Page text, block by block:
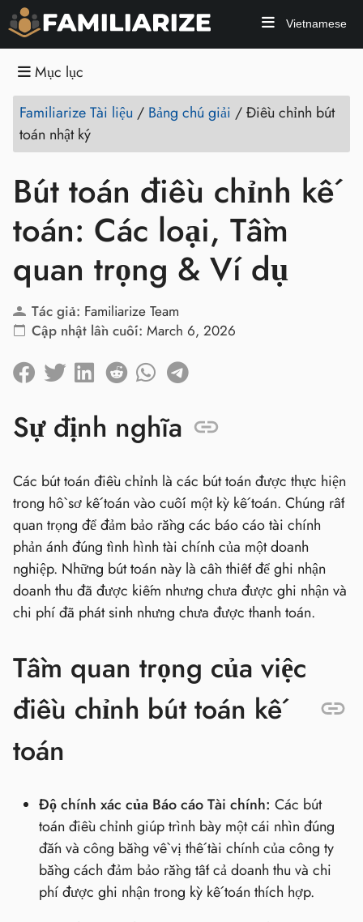
Vietnamese
Mục lục
Familiarize Tài liệu / Bảng chú giải /Điều chỉnh bút
toán nhật ký
Bút toán điều chỉnh kế
toán: Các loại, Tầm
quan trọng & Ví dụ
Tác giả: Familiarize Team
Cập nhật lần cuối: March 6, 2026
Sự định nghĩa
Các bút toán điều chỉnh là các bút toán được thực hiện
trong hồ sơ kế toán vào cuối một kỳ kế toán. Chúng rất
quan trọng để đảm bảo rằng các báo cáo tài chính
phản ánh đúng tình hình tài chính của một doanh
nghiệp. Những bút toán này là cần thiết để ghi nhận
doanh thu đã được kiếm nhưng chưa được ghi nhận và
chi phí đã phát sinh nhưng chưa được thanh toán.
Tầm quan trọng của việc
điều chỉnh bút toán kế
toán
Độ chính xác của Báo cáo Tài chính: Các bút
toán điều chỉnh giúp trình bày một cái nhìn đúng
đắn và công bằng về vị thế tài chính của công ty
bằng cách đảm bảo rằng tất cả doanh thu và chi
phí được ghi nhận trong kỳ kế toán thích hợp.